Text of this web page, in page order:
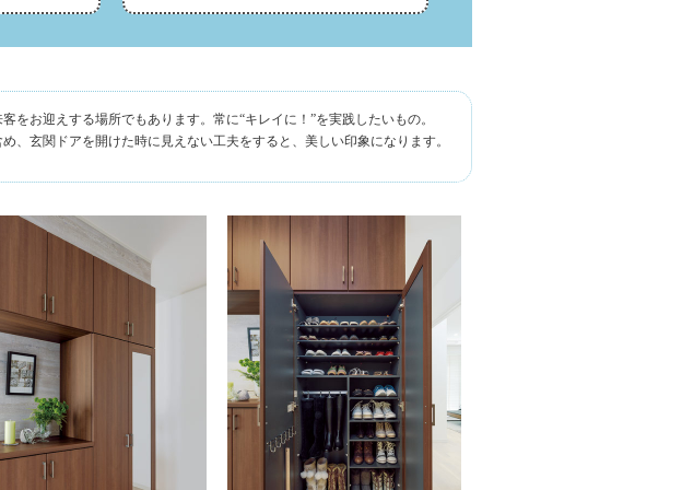
をお迎えする場所でもあります。常に“キレイに！”を実践したいもの。
、玄関ドアを開けた時に見えない工夫をすると、美しい印象になります。